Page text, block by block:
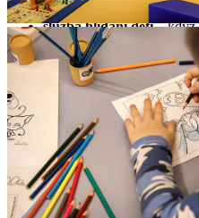
služba hlídání dětí– když
dostupná po předchozím
Maro Concierge
-
dovolenou přesně podle
vedením našeho týmu